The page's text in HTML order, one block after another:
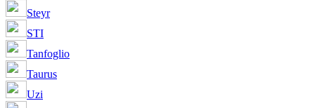
Steyr
STI
Tanfoglio
Taurus
Uzi